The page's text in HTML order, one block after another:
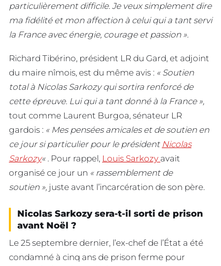
particulièrement difficile. Je veux simplement dire
ma fidélité et mon affection à celui qui a tant servi
la France avec énergie, courage et passion ».
Richard Tibérino, président LR du Gard, et adjoint
du maire nîmois, est du même avis : « Soutien
total à Nicolas Sarkozy qui sortira renforcé de
cette épreuve. Lui qui a tant donné à la France »,
tout comme Laurent Burgoa, sénateur LR
gardois : « Mes pensées amicales et de soutien en
ce jour si particulier pour le président Nicolas
Sarkozy« . Pour rappel, Louis Sarkozy avait
organisé ce jour un « rassemblement de
soutien », juste avant l’incarcération de son père.
Nicolas Sarkozy sera-t-il sorti de prison
avant Noël ?
Le 25 septembre dernier, l’ex-chef de l’État a été
condamné à cinq ans de prison ferme pour